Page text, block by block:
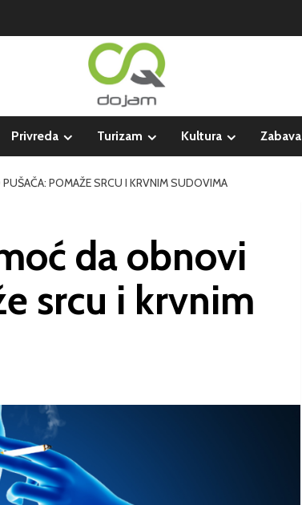
Privreda Turizam Kultura Zabava
POMAŽE SRCU I KRVNIM SUDOVIMA
da obnovi
srcu i krvnim